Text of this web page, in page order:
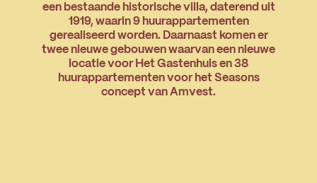
een bestaande historische villa, daterend uit
1919, waarin 9 huurappartementen
gerealiseerd worden. Daarnaast komen er
twee nieuwe gebouwen waarvan een nieuwe
locatie voor Het Gastenhuis en 38
huurappartementen voor het Seasons
concept van Amvest.